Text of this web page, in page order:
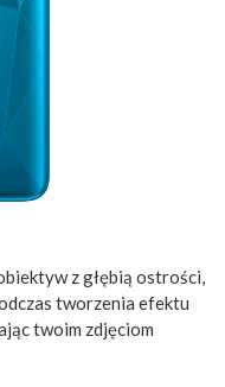
z głębią ostrości,
tworzenia efektu
twoim zdjęciom